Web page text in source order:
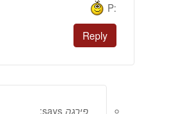
:P
Reply
פירגה says: